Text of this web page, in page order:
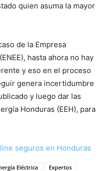
quien asuma la mayor
de la Empresa
hasta ahora no hay
y eso en el proceso
genera incertidumbre
y luego dar las
Honduras (EEH), para
seguros en Honduras
Eléctrica
Expertos